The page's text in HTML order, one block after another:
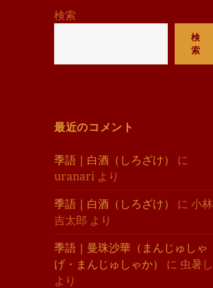
ー
検索
検
索
最近のコメント
季語｜白酒（しろざけ）
に
uranari より
季語｜白酒（しろざけ）
に小林
吉太郎 より
季語｜曼珠沙華（まんじゅしゃ
げ・まんじゅしゃか）
に 虫暑し
より